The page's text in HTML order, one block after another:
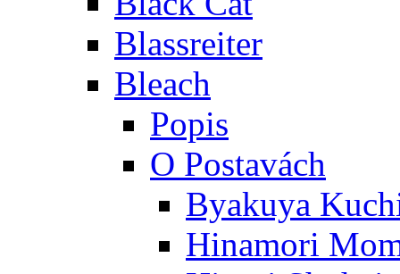
Blassreiter
Bleach
Popis
O Postavách
Byakuya
Hinamori